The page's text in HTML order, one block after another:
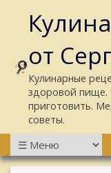
от
Кулинарные
здоровой пище.
приготовить.
советы.